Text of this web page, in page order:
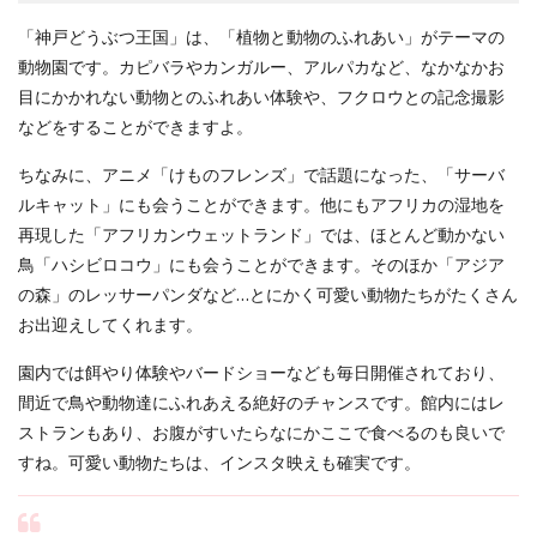
「神戸どうぶつ王国」は、「植物と動物のふれあい」がテーマの
動物園です。カピバラやカンガルー、アルパカなど、なかなかお
目にかかれない動物とのふれあい体験や、フクロウとの記念撮影
などをすることができますよ。
ちなみに、アニメ「けものフレンズ」で話題になった、「サーバ
ルキャット」にも会うことができます。他にもアフリカの湿地を
再現した「アフリカンウェットランド」では、ほとんど動かない
鳥「ハシビロコウ」にも会うことができます。そのほか「アジア
の森」のレッサーパンダなど…とにかく可愛い動物たちがたくさん
お出迎えしてくれます。
園内では餌やり体験やバードショーなども毎日開催されており、
間近で鳥や動物達にふれあえる絶好のチャンスです。館内にはレ
ストランもあり、お腹がすいたらなにかここで食べるのも良いで
すね。可愛い動物たちは、インスタ映えも確実です。